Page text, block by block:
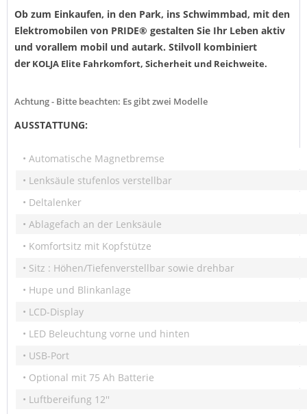
Ob zum Einkaufen, in den Park, ins Schwimmbad, mit den
Elektromobilen von PRIDE® gestalten Sie Ihr Leben aktiv
und vorallem mobil und autark. Stilvoll kombiniert
der KOLJA Elite Fahrkomfort, Sicherheit und Reichweite.
Achtung - Bitte beachten: Es gibt zwei Modelle
AUSSTATTUNG:
• Automatische Magnetbremse
• Lenksäule stufenlos verstellbar
• Deltalenker
• Ablagefach an der Lenksäule
• Komfortsitz mit Kopfstütze
• Sitz : Höhen/Tiefenverstellbar sowie drehbar
• Hupe und Blinkanlage
• LCD-Display
• LED Beleuchtung vorne und hinten
• USB-Port
• Optional mit 75 Ah Batterie
• Luftbereifung 12''